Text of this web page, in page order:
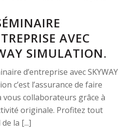
AVEC
SIMULATION.
d’entreprise avec SKYWAY
c’est l’assurance de faire
vous collaborateurs grâce à
originale. Profitez tout
la [...]